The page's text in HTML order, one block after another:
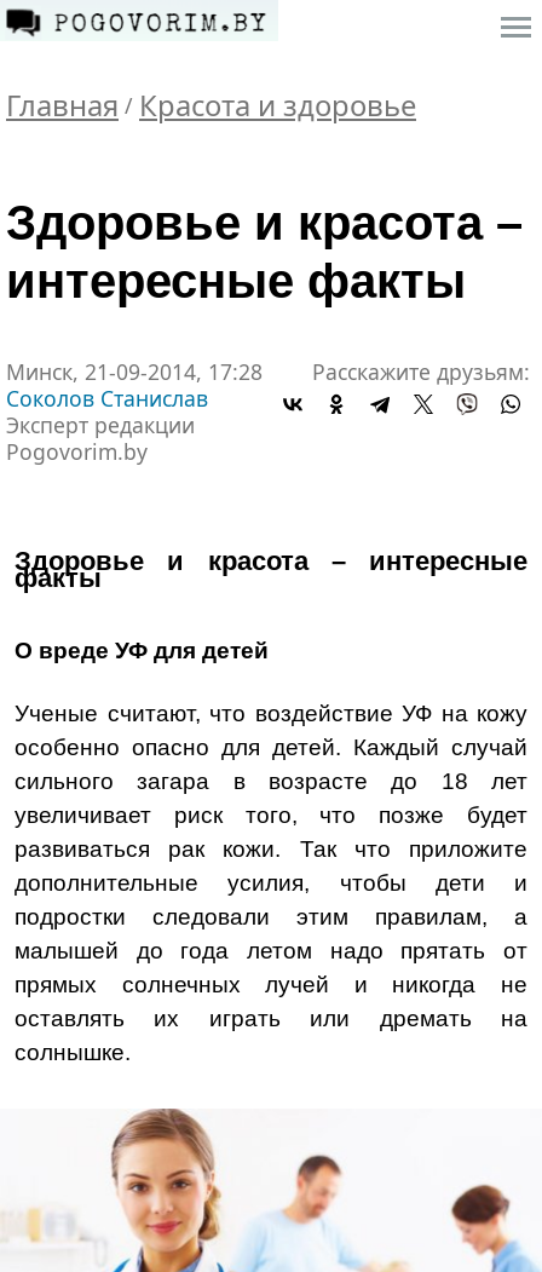
Главная / Красота и здоровье
Здоровье и красота –
интересные факты
Минск, 21-09-2014, 17:28
Соколов Станислав
Эксперт редакции
Pogovorim.by
Расскажите друзьям:
Здоровье и красота – интересные
факты
О вреде УФ для детей
Ученые считают, что воздействие УФ на кожу
особенно опасно для детей. Каждый случай
сильного загара в возрасте до 18 лет
увеличивает риск того, что позже будет
развиваться рак кожи. Так что приложите
дополнительные усилия, чтобы дети и
подростки следовали этим правилам, а
малышей до года летом надо прятать от
прямых солнечных лучей и никогда не
оставлять их играть или дремать на
солнышке.